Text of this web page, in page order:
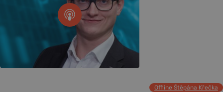
Offline Štěpána Křečka